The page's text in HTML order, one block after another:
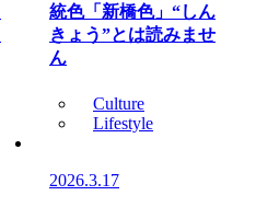
統色「新橋色」“しん
きょう”とは読みませ
ん
Culture
Lifestyle
2026.3.17